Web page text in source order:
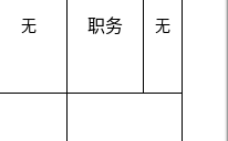
无 职务 无